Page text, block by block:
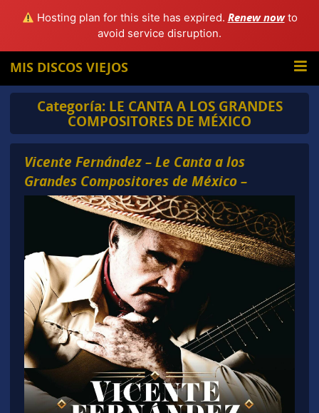
Hosting plan for this site has expired. Renew nowto
avoid service disruption.
MIS DISCOS VIEJOS
Categoría: LE CANTA A LOS GRANDES
COMPOSITORES DE MÉXICO
Vicente Fernández – Le Canta a los
Grandes Compositores de México –